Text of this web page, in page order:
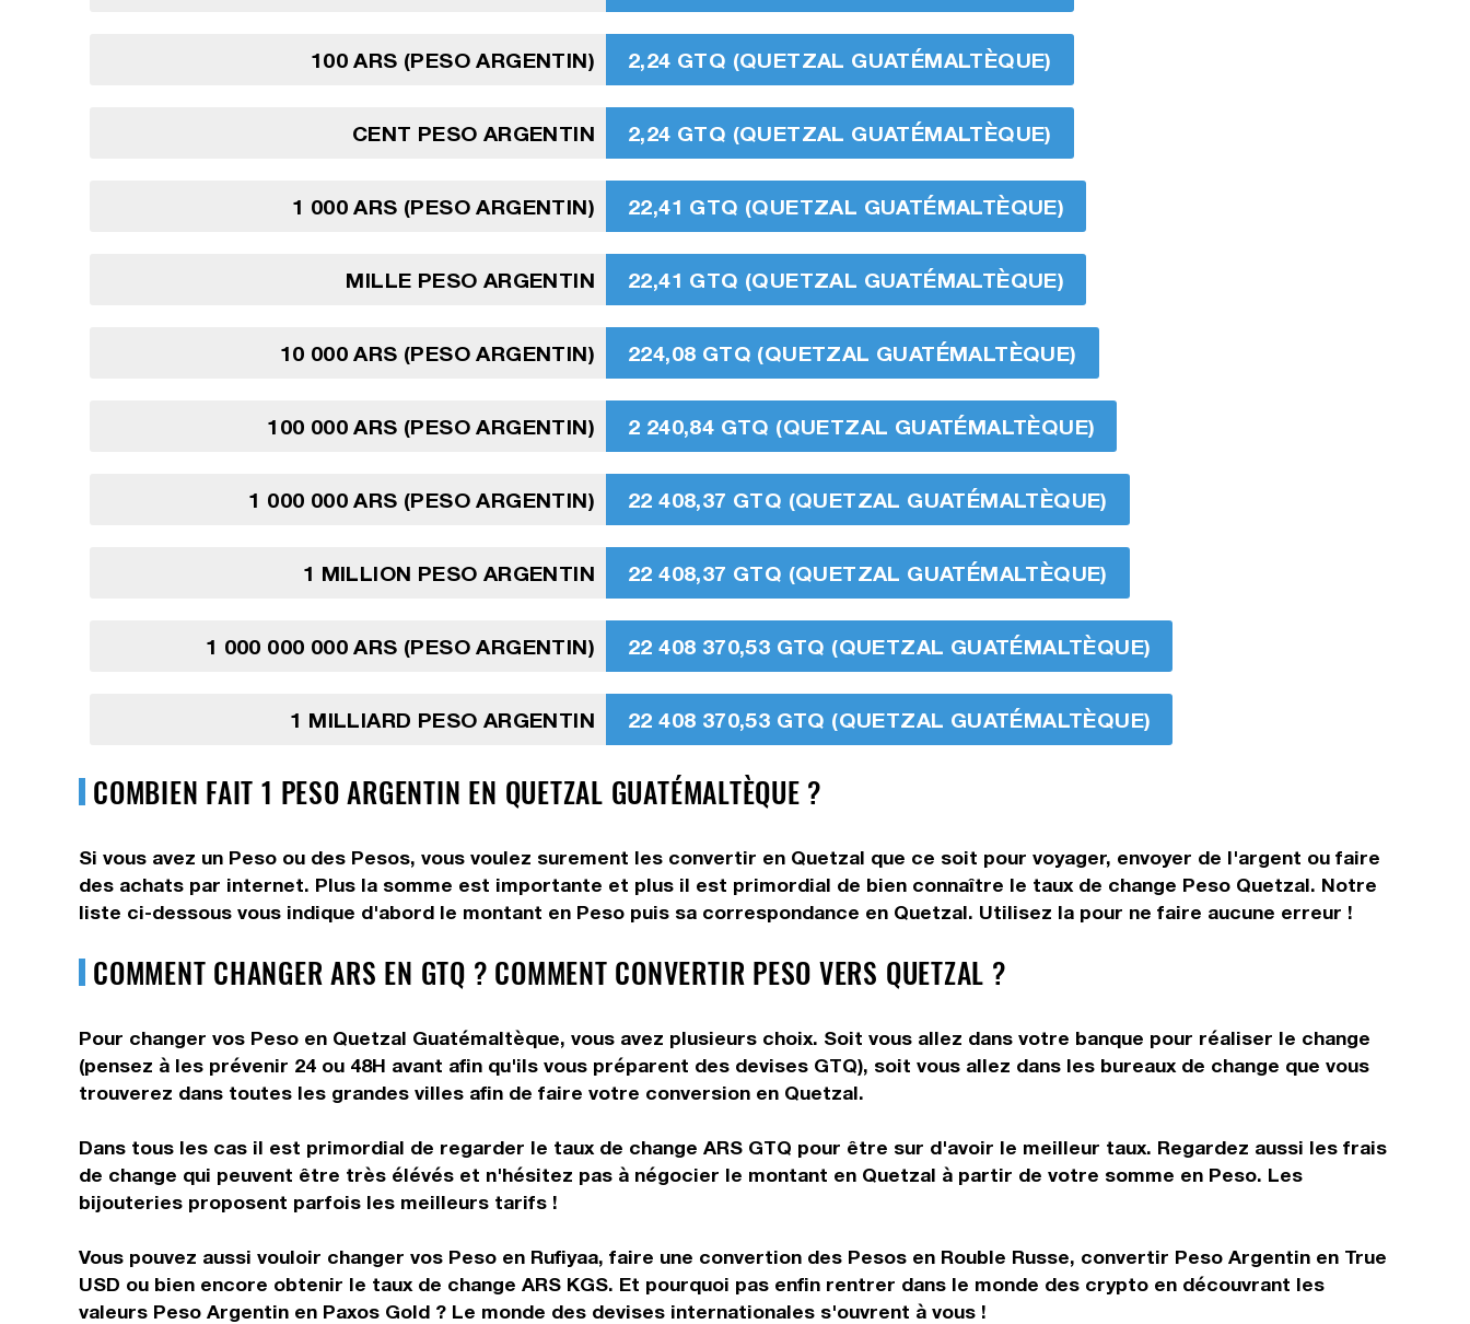
100 ARS (PESO ARGENTIN) 2,24 GTQ (QUETZAL GUATÉMALTÈQUE)
CENT PESO ARGENTIN 2,24 GTQ (QUETZAL GUATÉMALTÈQUE)
1 000 ARS (PESO ARGENTIN) 22,41 GTQ (QUETZAL GUATÉMALTÈQUE)
MILLE PESO ARGENTIN 22,41 GTQ (QUETZAL GUATÉMALTÈQUE)
10 000 ARS (PESO ARGENTIN) 224,08 GTQ (QUETZAL GUATÉMALTÈQUE)
100 000 ARS (PESO ARGENTIN) 2 240,84 GTQ (QUETZAL GUATÉMALTÈQUE)
1 000 000 ARS (PESO ARGENTIN) 22 408,37 GTQ (QUETZAL GUATÉMALTÈQUE)
1 MILLION PESO ARGENTIN 22 408,37 GTQ (QUETZAL GUATÉMALTÈQUE)
1 000 000 000 ARS (PESO ARGENTIN) 22 408 370,53 GTQ (QUETZAL GUATÉMALTÈQUE)
1 MILLIARD PESO ARGENTIN 22 408 370,53 GTQ (QUETZAL GUATÉMALTÈQUE)
COMBIEN FAIT 1 PESO ARGENTIN EN QUETZAL GUATÉMALTÈQUE ?
Si vous avez un Peso ou des Pesos, vous voulez surement les convertir en Quetzal que ce soit pour voyager, envoyer de l'argent ou faire
des achats par internet. Plus la somme est importante et plus il est primordial de bien connaître le taux de change Peso Quetzal. Notre
liste ci-dessous vous indique d'abord le montant en Peso puis sa correspondance en Quetzal. Utilisez la pour ne faire aucune erreur !
COMMENT CHANGER ARS EN GTQ ? COMMENT CONVERTIR PESO VERS QUETZAL ?
Pour changer vos Peso en Quetzal Guatémaltèque, vous avez plusieurs choix. Soit vous allez dans votre banque pour réaliser le change
(pensez à les prévenir 24 ou 48H avant afin qu'ils vous préparent des devises GTQ), soit vous allez dans les bureaux de change que vous
trouverez dans toutes les grandes villes afin de faire votre conversion en Quetzal.
Dans tous les cas il est primordial de regarder le taux de change ARS GTQ pour être sur d'avoir le meilleur taux. Regardez aussi les frais
de change qui peuvent être très élévés et n'hésitez pas à négocier le montant en Quetzal à partir de votre somme en Peso. Les
bijouteries proposent parfois les meilleurs tarifs !
Vous pouvez aussi vouloir changer vos Peso en Rufiyaa, faire une convertion des Pesos en Rouble Russe, convertir Peso Argentin en True
USD ou bien encore obtenir le taux de change ARS KGS. Et pourquoi pas enfin rentrer dans le monde des crypto en découvrant les
valeurs Peso Argentin en Paxos Gold ? Le monde des devises internationales s'ouvrent à vous !